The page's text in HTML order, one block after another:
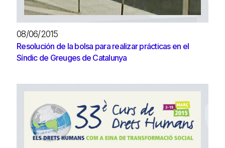
08/06/2015
Resolución de la bolsa para realizar prácticas en el
Síndic de Greuges de Catalunya